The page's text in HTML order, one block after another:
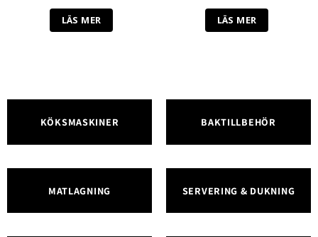
LÄS MER LÄS MER
KÖKSMASKINER BAKTILLBEHÖR
MATLAGNING SERVERING & DUKNING